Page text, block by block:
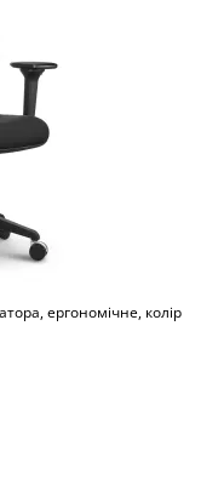
ергономічне, колір